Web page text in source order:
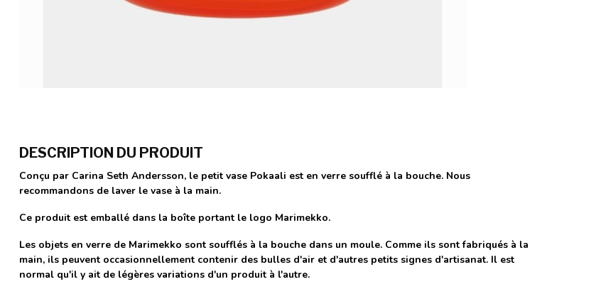
DESCRIPTION DU PRODUIT
Conçu par Carina Seth Andersson, le petit vase Pokaali est en verre soufflé à la bouche. Nous
recommandons de laver le vase à la main.
Ce produit est emballé dans la boîte portant le logo Marimekko.
Les objets en verre de Marimekko sont soufflés à la bouche dans un moule. Comme ils sont fabriqués à la
main, ils peuvent occasionnellement contenir des bulles d'air et d'autres petits signes d'artisanat. Il est
normal qu'il y ait de légères variations d'un produit à l'autre.